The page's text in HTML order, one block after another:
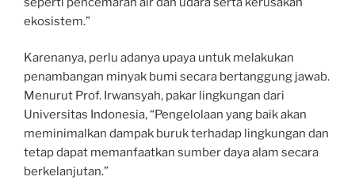
ekosistem.”
Karenanya, perlu adanya upaya untuk melakukan
penambangan minyak bumi secara bertanggung jawab.
Menurut Prof. Irwansyah, pakar lingkungan dari
Universitas Indonesia, “Pengelolaan yang baik akan
meminimalkan dampak buruk terhadap lingkungan dan
tetap dapat memanfaatkan sumber daya alam secara
berkelanjutan.”